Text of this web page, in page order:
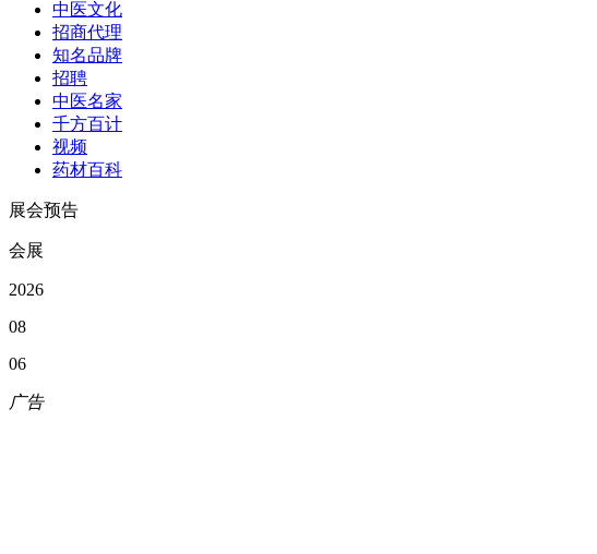
中医文化
招商代理
知名品牌
招聘
中医名家
千方百计
视频
药材百科
展会预告
会展
2026
08
06
广告